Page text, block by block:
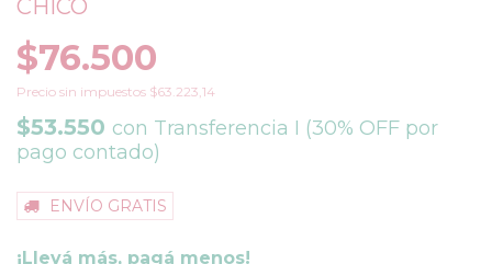
CHICO
$76.500
Precio sin impuestos $63.223,14
$53.550 con Transferencia I (30% OFF por
pago contado)
ENVÍO GRATIS
¡Llevá más, pagá menos!